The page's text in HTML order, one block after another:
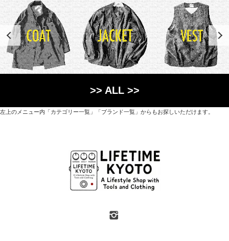
>> ALL >>
左上のメニュー内「カテゴリー一覧」「ブランド一覧」からもお探しいただけます。
オリジナルを含むファッションアイテムが中心の
京都・紫野にあるライフスタイルショップです。
京都府京都市北区紫野上築山町21（1階と2階）
定休日 / 水・日曜